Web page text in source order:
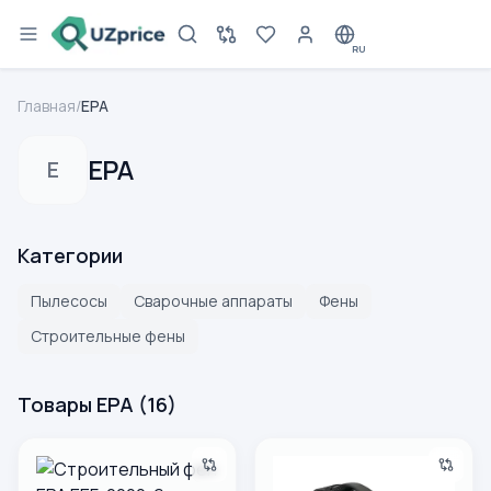
RU
Главная/EPA
E EPA
Категории
Пылесосы Сварочные аппараты
Фены
Строительные фены
Товары EPA (16)
Строительный фен EPA EEF-2000-6